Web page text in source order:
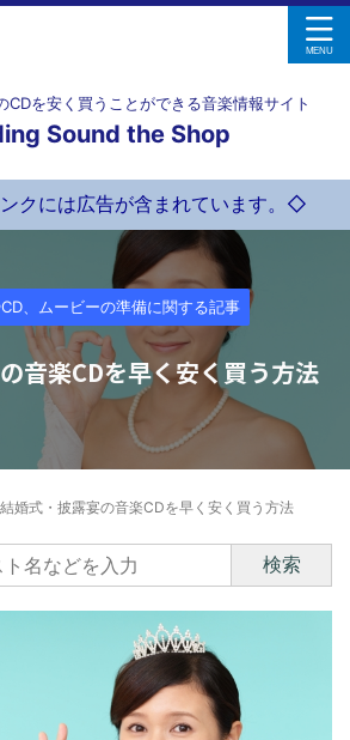
CDを安く買うことができる音楽情報サイト
Sound the Shop
クには広告が含まれています。◇
、ムービーの準備に関する記事
音楽CDを早く安く買う方法
結婚式・披露宴の音楽CDを早く安く買う方法
検索